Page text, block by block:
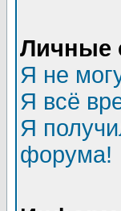
Личные
Я не
Я всё
Я
форума!